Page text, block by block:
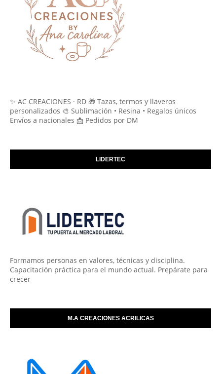
✨ AC CREACIONES · RD 🎁 Tazas, termos y llaveros
personalizados 🎨 Sublimación • Resina • Regalos únicos
Envíos a nacionales 📩 Pedidos por DM
LIDERTEC
Formamos personas en valores, técnicas y disciplina.
Capacitación práctica para el mundo actual. Prepárate para
crecer
M.A CREACIONES ACRILICAS